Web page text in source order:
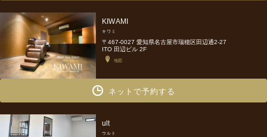
KIWAMI
キワミ
〒467-0027 愛知県名古屋市瑞穂区田辺通2-27
ITO 田辺ビル 2F
地図
ネットで予約する
ult
ウルト